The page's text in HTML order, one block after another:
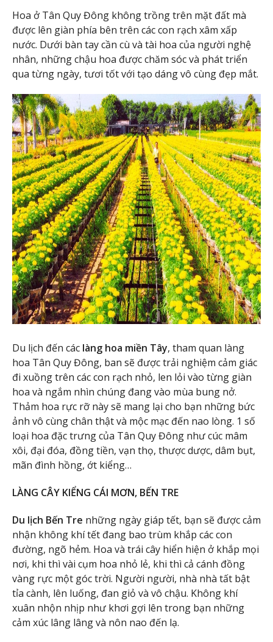
Hoa ở Tân Quy Đông không trồng trên mặt đất mà
được lên giàn phía bên trên các con rạch xâm xấp
nước. Dưới bàn tay cần cù và tài hoa của người nghệ
nhân, những chậu hoa được chăm sóc và phát triển
qua từng ngày, tươi tốt với tạo dáng vô cùng đẹp mắt.
Du lịch đến các làng hoa miền Tây, tham quan làng
hoa Tân Quy Đông, ban sẽ được trải nghiệm cảm giác
đi xuồng trên các con rạch nhỏ, len lỏi vào từng giàn
hoa và ngắm nhìn chúng đang vào mùa bung nở.
Thảm hoa rực rỡ này sẽ mang lại cho bạn những bức
ảnh vô cùng chân thật và mộc mạc đến nao lòng. 1 số
loại hoa đặc trưng của Tân Quy Đông như cúc mâm
xôi, đại đóa, đồng tiền, vạn thọ, thược dược, dâm bụt,
mãn đình hồng, ớt kiểng…
LÀNG CÂY KIỂNG CÁI MƠN, BẾN TRE
Du lịch Bến Tre những ngày giáp tết, bạn sẽ được cảm
nhận không khí tết đang bao trùm khắp các con
đường, ngõ hẻm. Hoa và trái cây hiển hiện ở khắp mọi
nơi, khi thì vài cụm hoa nhỏ lẻ, khi thì cả cánh đồng
vàng rực một góc trời. Người người, nhà nhà tất bật
tỉa cành, lên luống, đan giỏ và vô chậu. Không khí
xuân nhộn nhịp như khơi gợi lên trong bạn những
cảm xúc lâng lâng và nôn nao đến lạ.